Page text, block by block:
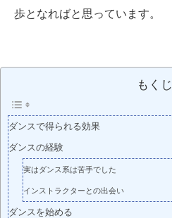
歩となればと思っています。
もくじ
ダンスで得られる効果
ダンスの経験
実はダンス系は苦手でした
インストラクターとの出会い
ダンスを始める